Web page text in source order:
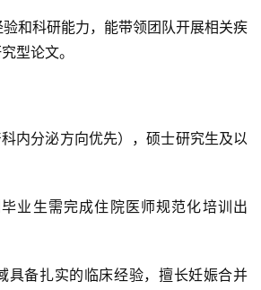
和科研能力，能带领团队开展相关疾
型论文。
内分泌方向优先），硕士研究生及以
业生需完成住院医师规范化培训出
具备扎实的临床经验，擅长妊娠合并